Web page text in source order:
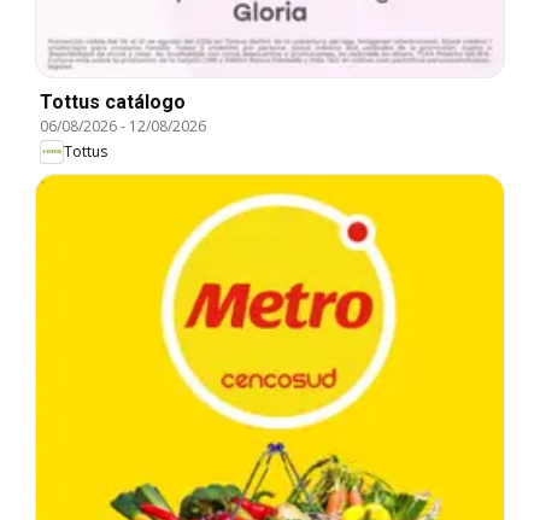
Tottus catálogo
06/08/2026- 12/08/2026
Tottus